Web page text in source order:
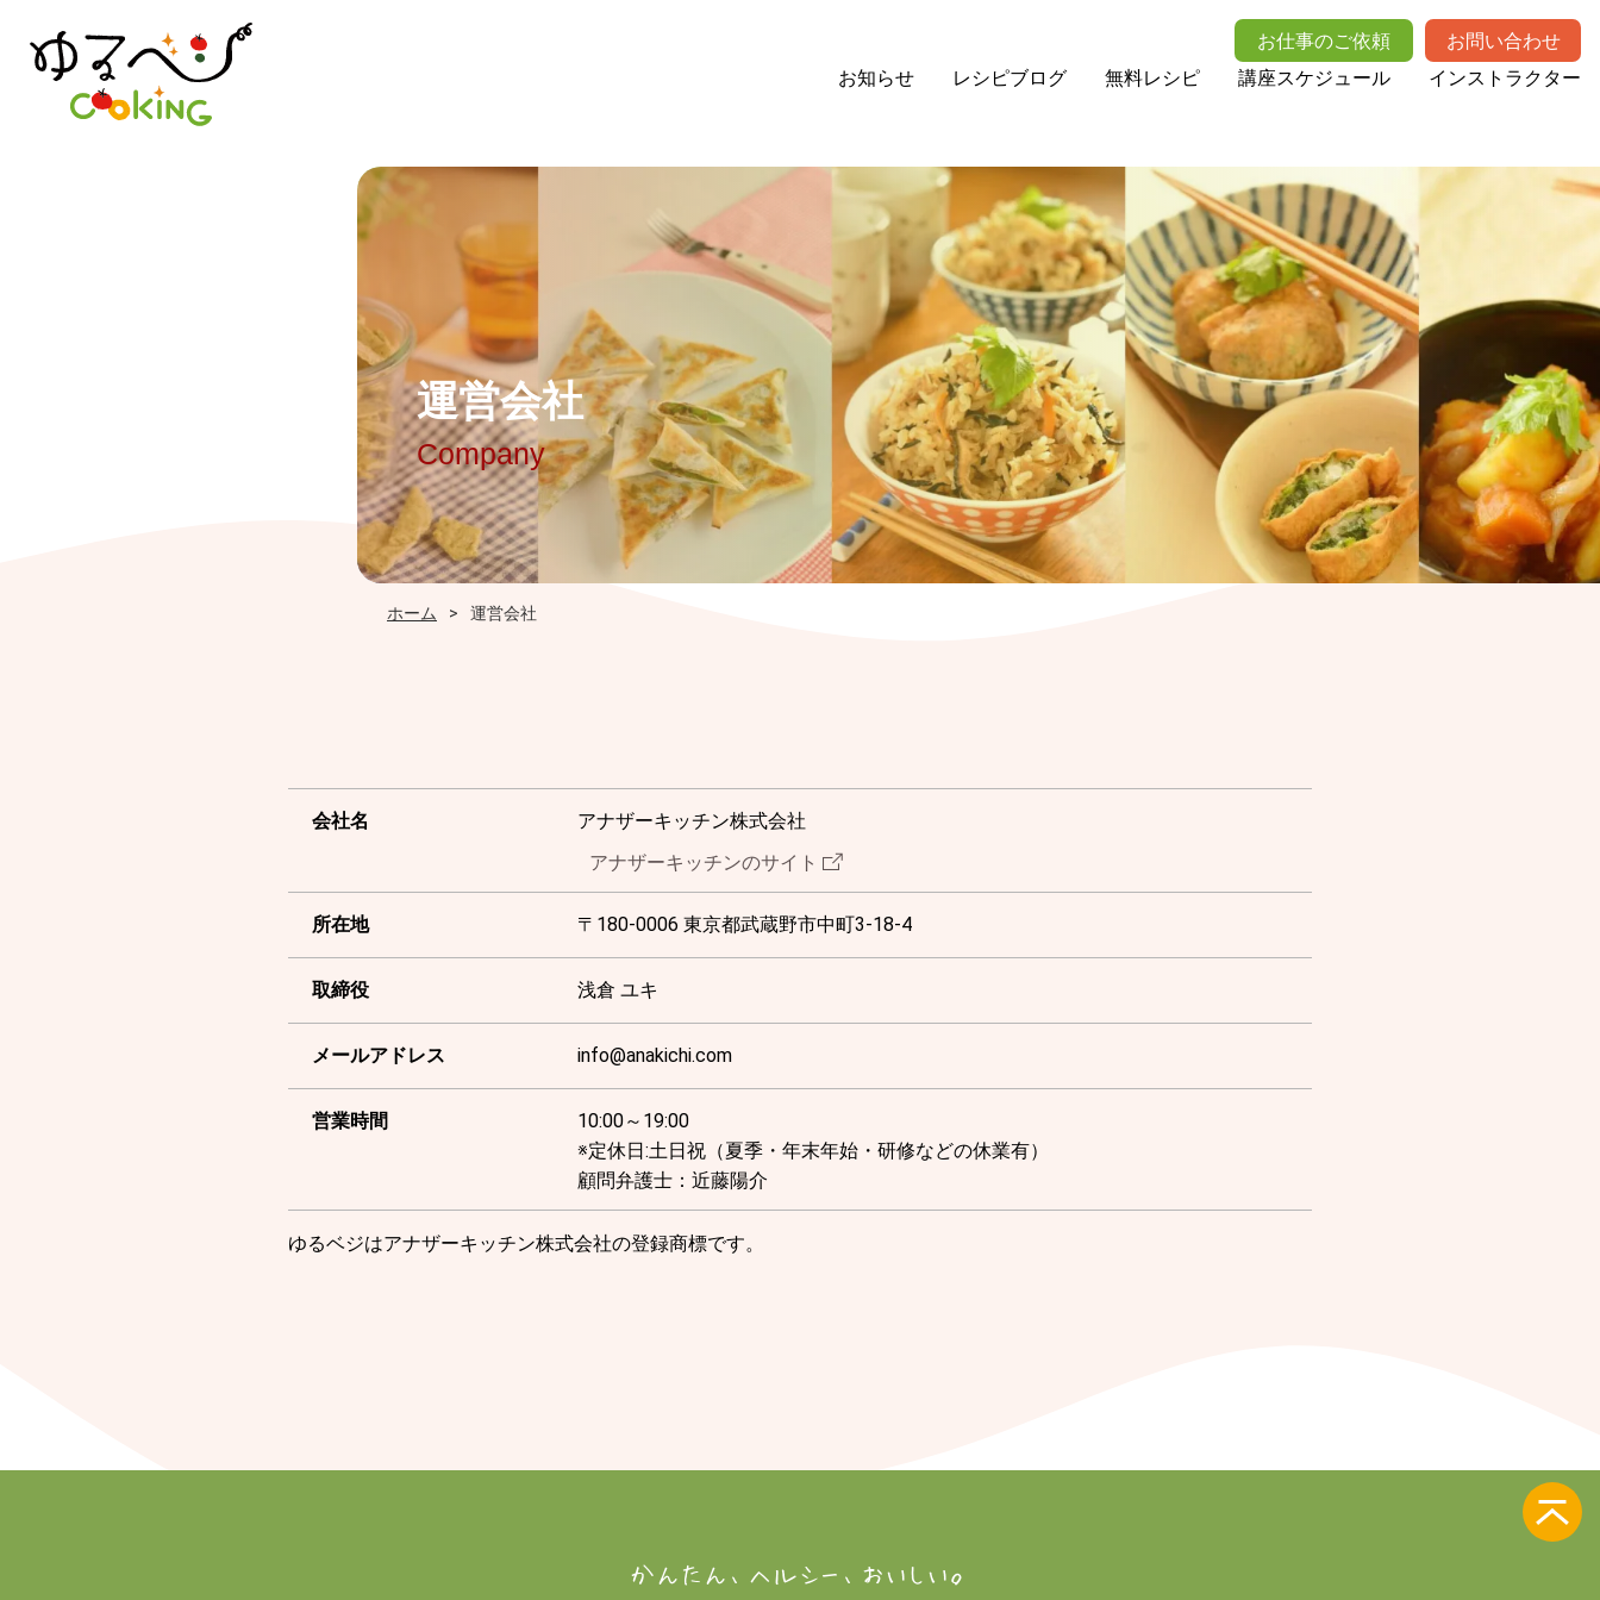
お仕事のご依頼
お問い合わせ
お知らせ
レシピブログ 無料レシピ 講座スケジュール インストラクター
運営会社
Company
ホーム 運営会社
会社名
アナザーキッチン株式会社
アナザーキッチンのサイト
所在地 〒180-0006 東京都武蔵野市中町3-18-4
取締役 浅倉 ユキ
メールアドレス info@anakichi.com
営業時間
10:00～19:00
※定休日:土日祝（夏季・年末年始・研修などの休業有）
顧問弁護士：近藤陽介
ゆるベジはアナザーキッチン株式会社の登録商標です。
かんたん、ヘルシー、おいしい。